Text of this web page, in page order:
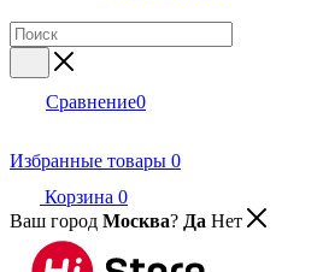
Сравнение0
Избранные товары 0
Корзина 0
Ваш город Москва? Да Нет